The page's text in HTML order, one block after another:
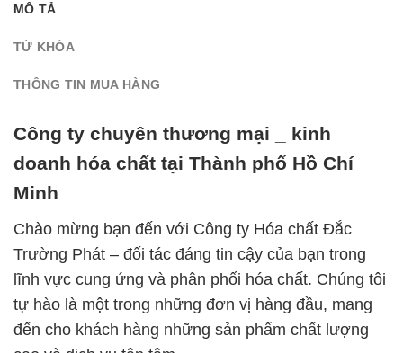
MÔ TẢ
TỪ KHÓA
THÔNG TIN MUA HÀNG
Công ty chuyên thương mại _ kinh
doanh hóa chất tại Thành phố Hồ Chí
Minh
Chào mừng bạn đến với Công ty Hóa chất Đắc
Trường Phát – đối tác đáng tin cậy của bạn trong
lĩnh vực cung ứng và phân phối hóa chất. Chúng tôi
tự hào là một trong những đơn vị hàng đầu, mang
đến cho khách hàng những sản phẩm chất lượng